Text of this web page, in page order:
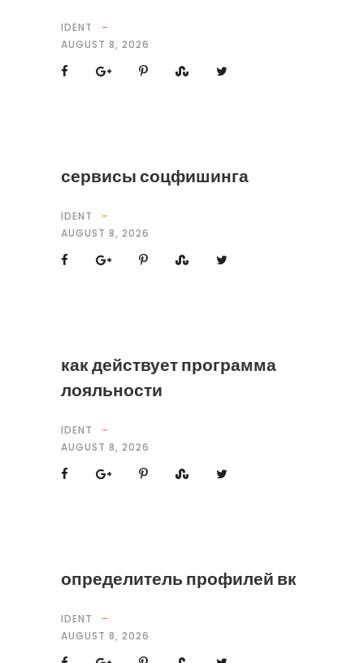
IDENT
AUGUST 8, 2026
сервисы соцфишинга
IDENT
AUGUST 8, 2026
как действует программа
лояльности
IDENT
AUGUST 8, 2026
определитель профилей вк
IDENT
AUGUST 8, 2026